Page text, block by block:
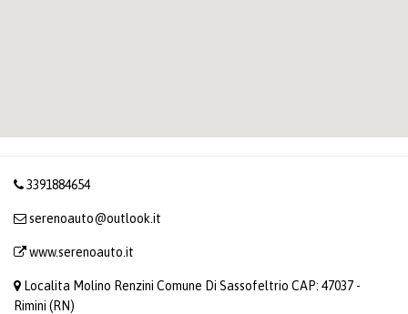
3391884654
serenoauto@outlook.it
www.serenoauto.it
Localita Molino Renzini Comune Di Sassofeltrio CAP: 47037 -
Rimini (RN)